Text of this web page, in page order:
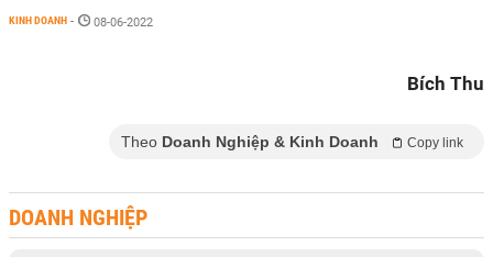
KINH DOANH - 08-06-2022
Bích Thu
Theo Doanh Nghiệp & Kinh Doanh Copy link
DOANH NGHIỆP